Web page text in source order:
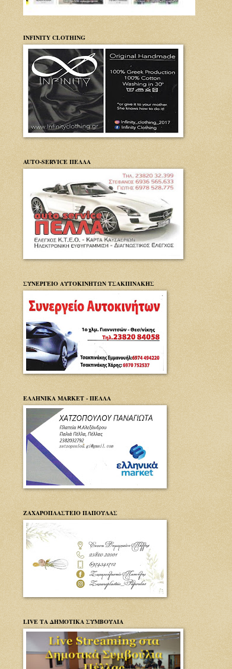
INFINITY CLOTHING
AUTO-SERVICE ΠΕΛΛΑ
ΣΥΝΕΡΓΕΙΟ ΑΥΤΟΚΙΝΗΤΩΝ ΤΣΑΚΠΙΝΑΚΗΣ
ΕΛΛΗΝΙΚΑ MARKET - ΠΕΛΛΑ
ΖΑΧΑΡΟΠΛΑΣΤΕΙΟ ΠΑΠΟΥΛΑΣ
LIVE ΤΑ ΔΗΜΟΤΙΚΑ ΣΥΜΒΟΥΛΙΑ